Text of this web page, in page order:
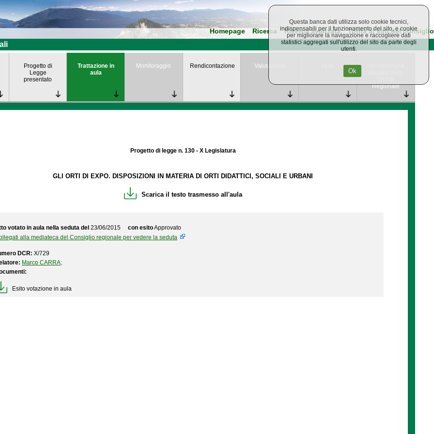
Homepage Ricerca Ricerca avanzata Torna al sito del consiglio
Progetto di
Legge
presentato
Trattazione in
aula
Monitoraggio Rendicontazione Valutazione
Regionale
Progetto di legge n. 130 - X Legislatura
GLI ORTI DI EXPO. DISPOSIZIONI IN MATERIA DI ORTI DIDATTICI, SOCIALI E URBANI
Scarica il testo trasmesso all'aula
votato in aula nella seduta del 23/06/2015 con esitoApprovato
alla mediateca del Consiglio regionale per vedere la seduta
DCR: X/729
Marco CARRA;
Esito votazione in aula
Questa banca dati utilizza solo cookie tecnici,
indispensabili per il funzionamento del sito, e cookie
per migliorare la navigazione e raccogliere dati
statistici aggregati sull'utilizzo del sito da parte degli
utenti.
Ok